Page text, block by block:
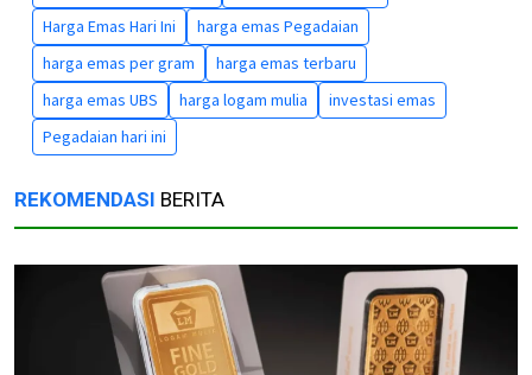
Harga Emas Hari Ini
harga emas Pegadaian
harga emas per gram
harga emas terbaru
harga emas UBS
harga logam mulia
investasi emas
Pegadaian hari ini
REKOMENDASI BERITA